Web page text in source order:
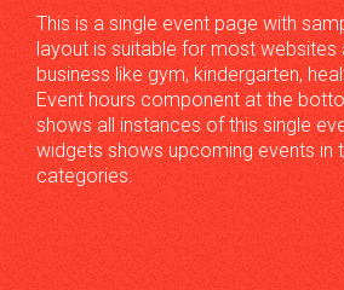
This is a single event page with
layout is suitable for most
business like gym, kindergarten,
Event hours component at the
shows all instances of this single
widgets shows upcoming events in
categories.